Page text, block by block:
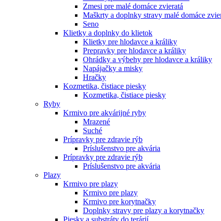
Zmesi pre malé domáce zvieratá
Maškrty a doplnky stravy malé domáce
Seno
Klietky a doplnky do klietok
Klietky pre hlodavce a králiky
Prepravky pre hlodavce a králiky
Ohrádky a výbehy pre hlodavce a králiky
Napájačky a misky
Hračky
Kozmetika, čistiace piesky
Kozmetika, čistiace piesky
Ryby
Krmivo pre akvárijné ryby
Mrazené
Suché
Prípravky pre zdravie rýb
Príslušenstvo pre akvária
Prípravky pre zdravie rýb
Príslušenstvo pre akvária
Plazy
Krmivo pre plazy
Krmivo pre plazy
Krmivo pre korytnačky
Doplnky stravy pre plazy a korytnačky
Piesky a substráty do terárií